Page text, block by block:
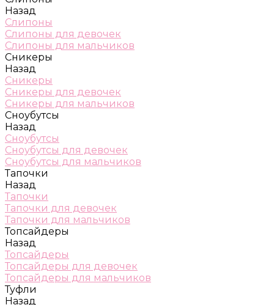
Назад
Слипоны
Слипоны для девочек
Слипоны для мальчиков
Сникеры
Назад
Сникеры
Сникеры для девочек
Сникеры для мальчиков
Сноубутсы
Назад
Сноубутсы
Сноубутсы для девочек
Сноубутсы для мальчиков
Тапочки
Назад
Тапочки
Тапочки для девочек
Тапочки для мальчиков
Топсайдеры
Назад
Топсайдеры
Топсайдеры для девочек
Топсайдеры для мальчиков
Туфли
Назад